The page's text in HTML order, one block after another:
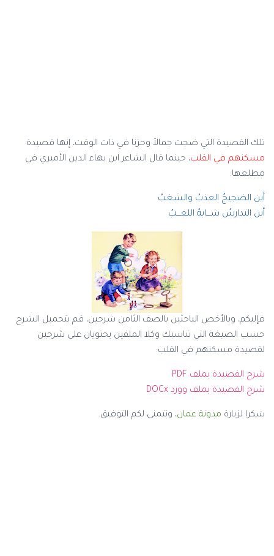
تلك القصيدة التي ضجت جمالاً وحزنا في ذات الوقت، إنها قصيدة
مسكنهم في القلب، حينما قال الشاعر ابن بهاء الدين الأميري في
مطلعها:
أين الضجيجُ العذبُ والشغبُ
أين التدارسُ شـــابهُ اللعـــبُ
فإليكم، وبالأخص الباحثين بالصف الثامن شرحين، قم بتحميل الشرح
حسب الصيغة التي تناسبك وكلا الملفين يحتويان على شرحين
لقصيدة مسكنهم في القلب:
شرح القصيدة بملف PDF
شرح القصيدة بملف وورد DOCx
شكرا لزيارة مدونة عمان، ونتمنى لكم التوفيق.